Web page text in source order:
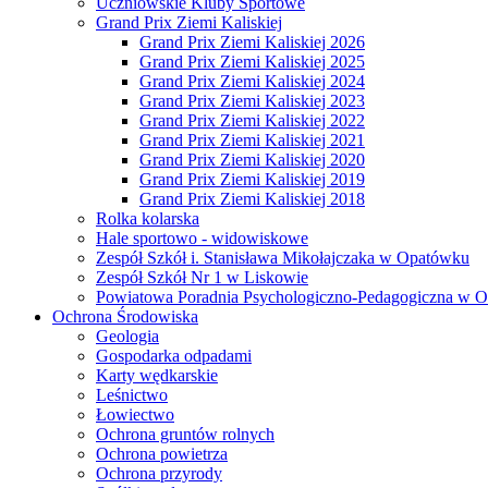
Grand Prix Ziemi Kaliskiej
Grand Prix Ziemi Kaliskiej 2026
Grand Prix Ziemi Kaliskiej 2025
Grand Prix Ziemi Kaliskiej 2024
Grand Prix Ziemi Kaliskiej 2023
Grand Prix Ziemi Kaliskiej 2022
Grand Prix Ziemi Kaliskiej 2021
Grand Prix Ziemi Kaliskiej 2020
Grand Prix Ziemi Kaliskiej 2019
Grand Prix Ziemi Kaliskiej 2018
Rolka kolarska
Hale sportowo - widowiskowe
Zespół Szkół i. Stanisława Mikołajczaka w Opatówku
Zespół Szkół Nr 1 w Liskowie
Powiatowa Poradnia Psychologiczno-Pedagogiczna w
Ochrona Środowiska
Geologia
Gospodarka odpadami
Karty wędkarskie
Leśnictwo
Łowiectwo
Ochrona gruntów rolnych
Ochrona powietrza
Ochrona przyrody